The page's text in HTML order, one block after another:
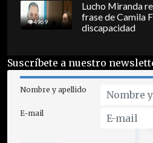
4969
Lucho Miranda
frase de Camila
discapacidad
Suscríbete a nuestro
Nombre y apellido
E-mail